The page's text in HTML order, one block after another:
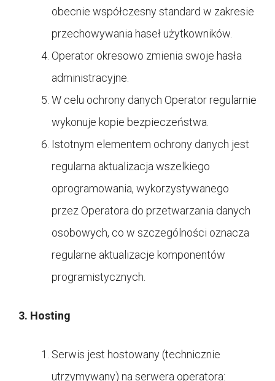
obecnie współczesny standard w zakresie
przechowywania haseł użytkowników.
Operator okresowo zmienia swoje hasła
administracyjne.
W celu ochrony danych Operator regularnie
wykonuje kopie bezpieczeństwa.
Istotnym elementem ochrony danych jest
regularna aktualizacja wszelkiego
oprogramowania, wykorzystywanego
przez Operatora do przetwarzania danych
osobowych, co w szczególności oznacza
regularne aktualizacje komponentów
programistycznych.
3. Hosting
Serwis jest hostowany (technicznie
utrzymywany) na serwera operatora: